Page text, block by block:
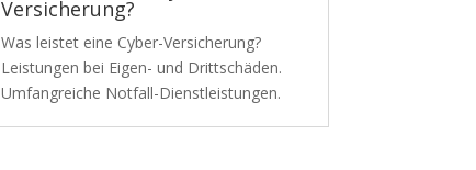
Versicherung?
Was leistet eine Cyber-Versicherung?
Leistungen bei Eigen- und Drittschäden.
Umfangreiche Notfall-Dienstleistungen.